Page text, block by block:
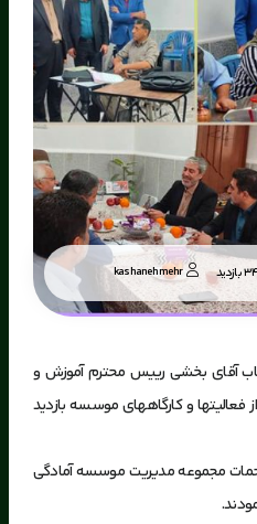
kashanehmehr
سه شنبه ۰۴/۰۲/۳۰ جناب آقای بخشی رییس محترم آموزش و
و کارگاههای موسسه بازدید
مجموعه مدیریت موسسه آمادگی